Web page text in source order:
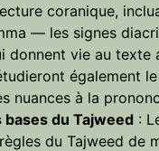
coranique,
— les signes
donnent vie au texte
également le
nuances à la
du Tajweed :
du Tajweed de